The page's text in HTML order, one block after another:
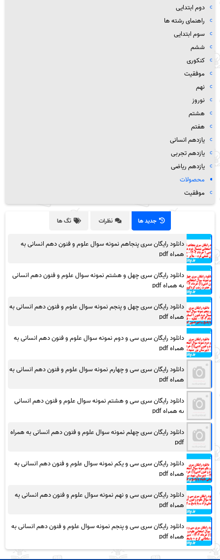
دوم ابتدایی
راهنمای رشته ها
سوم ابتدایی
ششم
کنکوری
موفقیت
نهم
نوروز
هشتم
هفتم
یازدهم انسانی
یازدهم تجربی
یازدهم ریاضی
محصولات
موفقیت
جدید ها نظرات تگ ها
دانلود رایگان سری پنجاهم نمونه سوال علوم و فنون دهم انسانی به
همراه pdf
دانلود رایگان سری چهل و هشتم نمونه سوال علوم و فنون دهم انسانی
به همراه pdf
دانلود رایگان سری چهل و پنجم نمونه سوال علوم و فنون دهم انسانی به
همراه pdf
دانلود رایگان سری سی و دوم نمونه سوال علوم و فنون دهم انسانی به
همراه pdf
دانلود رایگان سری سی و چهارم نمونه سوال علوم و فنون دهم انسانی به
همراه pdf
دانلود رایگان سری سی و هشتم نمونه سوال علوم و فنون دهم انسانی
به همراه pdf
دانلود رایگان سری چهلم نمونه سوال علوم و فنون دهم انسانی به همراه
pdf
دانلود رایگان سری سی و یکم نمونه سوال علوم و فنون دهم انسانی به
همراه pdf
دانلود رایگان سری سی و نهم نمونه سوال علوم و فنون دهم انسانی به
همراه pdf
دانلود رایگان سری سی و پنجم نمونه سوال علوم و فنون دهم انسانی به
همراه pdf